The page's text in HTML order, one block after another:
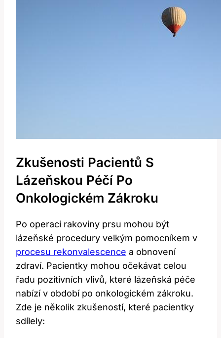
Zkušenosti Pacientů S
Lázeňskou Péčí Po
Onkologickém Zákroku
Po operaci rakoviny prsu mohou být
lázeňské procedury velkým pomocníkem v
procesu rekonvalescence a obnovení
zdraví. Pacientky mohou očekávat celou
řadu pozitivních vlivů, které lázeňská péče
nabízí v období po onkologickém zákroku.
Zde je několik zkušeností, které pacientky
sdílely: